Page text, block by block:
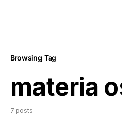
Browsing Tag
materia
7 posts